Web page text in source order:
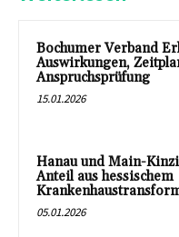
Bochumer Verband
Auswirkungen,
Anspruchsprüfung
15.01.2026
Hanau und Main-
Anteil aus hessischem
05.01.2026